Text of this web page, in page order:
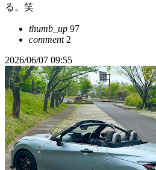
る。笑
thumb_up 97
comment2
2026/06/07 09:55